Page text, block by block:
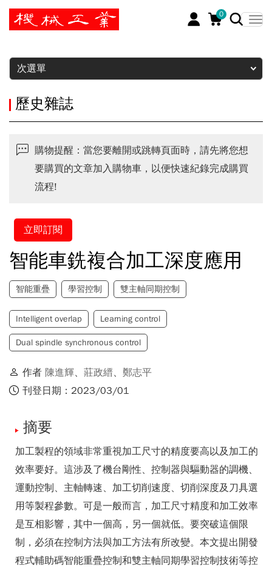
0
暫停
次選單
歷史雜誌
購物提醒：當您要離開或跳轉頁面時，請先將您想
要購買的文章加入購物車，以便快速紀錄完成購買
流程!
立即訂閱
智能車銑複合加工深度應用
智能重疊 學習控制 雙主軸同期控制
Intelligent overlap Learning control
Dual spindle synchronous control
作者 陳進輝、 莊政縉、 鄭志平
刊登日期：2023/03/01
摘要
加工製程的領域非常重視加工尺寸的精度要高以及加工的
效率要好。這涉及了機台剛性、控制器與驅動器的調機、
運動控制、主軸轉速、加工切削速度、切削深度及刀具選
用等製程參數。可是一般而言，加工尺寸精度和加工效率
是互相影響，其中一個高，另一個就低。要突破這個限
制，必須在控制方法與加工方法有所改變。本文提出開發
程式輔助碼智能重疊控制和雙主軸同期學習控制技術等控